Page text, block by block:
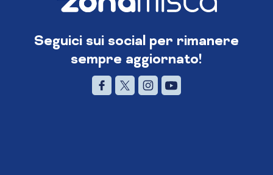
Seguici sui social per rimanere
sempre aggiornato!